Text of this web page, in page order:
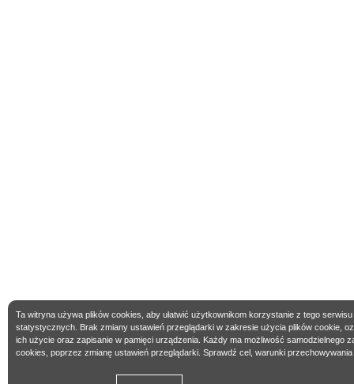
Ta witryna używa plików cookies, aby ułatwić użytkownikom korzystanie z tego
statystycznych. Brak zmiany ustawień przeglądarki w zakresie użycia plików cookie,
ich użycie oraz zapisanie w pamięci urządzenia. Każdy ma możliwość samodzielnego
cookies, poprzez zmianę ustawień przeglądarki. Sprawdź cel, warunki